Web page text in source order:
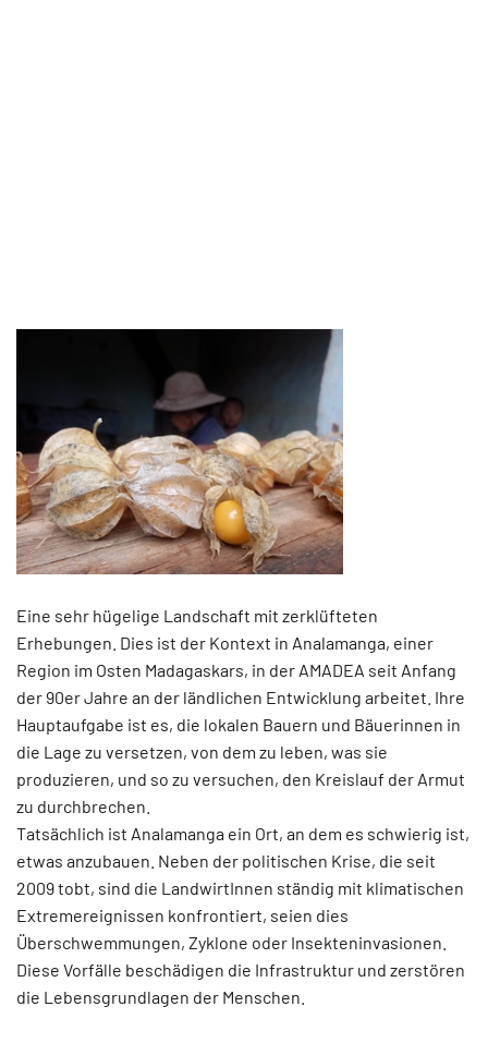
Eine sehr hügelige Landschaft mit zerklüfteten
Erhebungen. Dies ist der Kontext in Analamanga, einer
Region im Osten Madagaskars, in der AMADEA seit Anfang
der 90er Jahre an der ländlichen Entwicklung arbeitet. Ihre
Hauptaufgabe ist es, die lokalen Bauern und Bäuerinnen in
die Lage zu versetzen, von dem zu leben, was sie
produzieren, und so zu versuchen, den Kreislauf der Armut
zu durchbrechen.
Tatsächlich ist Analamanga ein Ort, an dem es schwierig ist,
etwas anzubauen. Neben der politischen Krise, die seit
2009 tobt, sind die LandwirtInnen ständig mit klimatischen
Extremereignissen konfrontiert, seien dies
Überschwemmungen, Zyklone oder Insekteninvasionen.
Diese Vorfälle beschädigen die Infrastruktur und zerstören
die Lebensgrundlagen der Menschen.